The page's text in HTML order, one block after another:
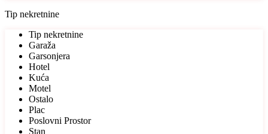
Tip nekretnine
Tip nekretnine
Garaža
Garsonjera
Hotel
Kuća
Motel
Ostalo
Plac
Poslovni Prostor
Stan